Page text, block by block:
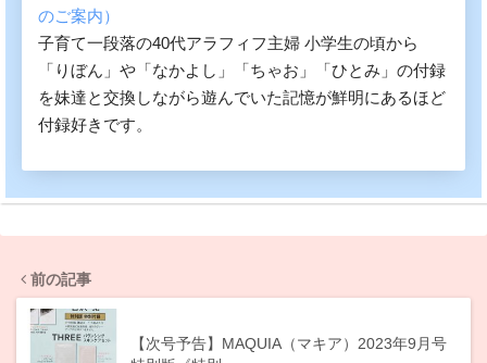
のご案内）
子育て一段落の40代アラフィフ主婦 小学生の頃から
「りぼん」や「なかよし」「ちゃお」「ひとみ」の付録
を妹達と交換しながら遊んでいた記憶が鮮明にあるほど
付録好きです。
前の記事
【次号予告】MAQUIA（マキア）2023年9月号